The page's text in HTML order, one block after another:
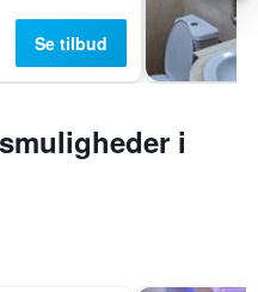
Se tilbud
i